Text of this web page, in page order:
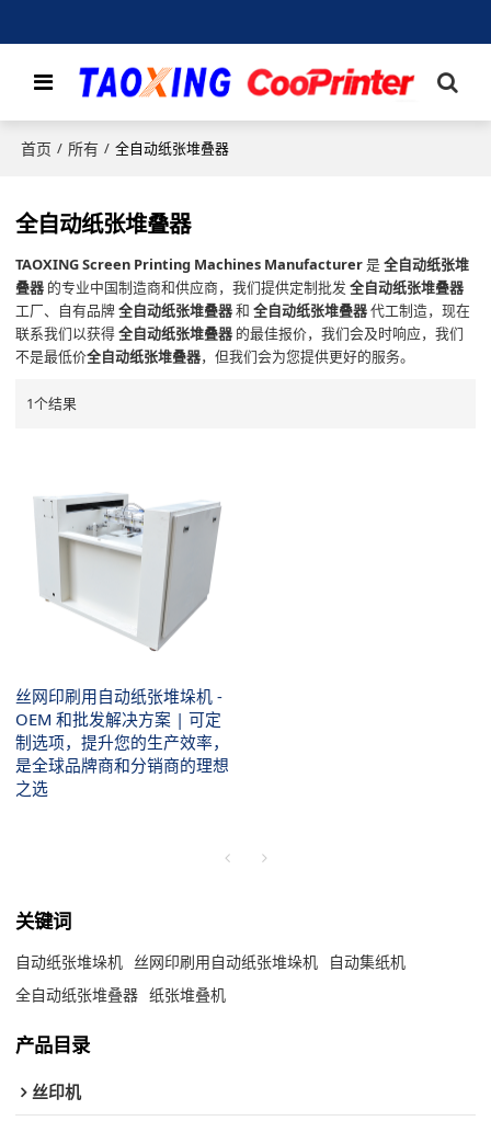
首页 / 所有 / 全自动纸张堆叠器
全自动纸张堆叠器
TAOXING Screen Printing Machines Manufacturer是全自动纸张堆
叠器 的专业中国制造商和供应商，我们提供定制批发全自动纸张堆叠器
工厂、自有品牌全自动纸张堆叠器和全自动纸张堆叠器代工制造，现在
联系我们以获得全自动纸张堆叠器 的最佳报价，我们会及时响应，我们
不是最低价全自动纸张堆叠器，但我们会为您提供更好的服务。
1个结果
丝网印刷用自动纸张堆垛机 -
OEM 和批发解决方案 | 可定
制选项，提升您的生产效率，
是全球品牌商和分销商的理想
之选
关键词
自动纸张堆垛机 丝网印刷用自动纸张堆垛机
自动集纸机
全自动纸张堆叠器 纸张堆叠机
产品目录
丝印机